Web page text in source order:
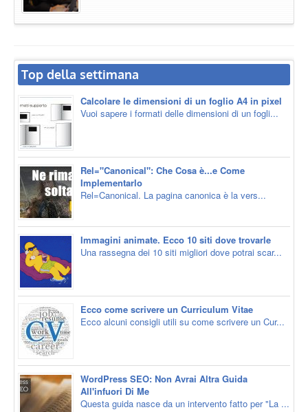
Top della settimana
Calcolare le dimensioni di un foglio A4 in pixel
Vuoi sapere i formati delle dimensioni di un fogli...
Rel="Canonical": Che Cosa è...e Come
Implementarlo
Rel=Canonical. La pagina canonica è la vers...
Immagini animate. Ecco 10 siti dove trovarle
Una rassegna dei 10 siti migliori dove potrai scar...
Ecco come scrivere un Curriculum Vitae
Ecco alcuni consigli utili su come scrivere un Cur...
WordPress SEO: Non Avrai Altra Guida
All'infuori Di Me
Questa guida nasce da un intervento fatto per "La ...